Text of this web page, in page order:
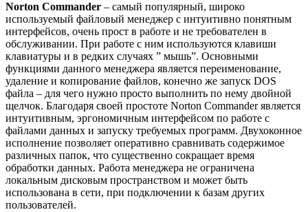
Norton Commander – самый популярный, широко
используемый файловый менеджер с интуитивно понятным
интерфейсов, очень прост в работе и не требователен в
обслуживании. При работе с ним используются клавиши
клавиатуры и в редких случаях ” мышь”. Основными
функциями данного менеджера является переименование,
удаление и копирование файлов, конечно же запуск DOS
файла – для чего нужно просто выполнить по нему двойной
щелчок. Благодаря своей простоте Norton Commander является
интуитивным, эргономичным интерфейсом по работе с
файлами данных и запуску требуемых программ. Двухоконное
исполнение позволяет оперативно сравнивать содержимое
различных папок, что существенно сокращает время
обработки данных. Работа менеджера не ограничена
локальным дисковым пространством и может быть
использована в сети, при подключении к базам других
пользователей.